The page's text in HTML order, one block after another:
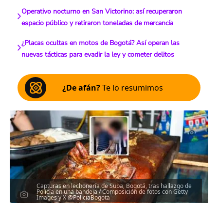
Operativo nocturno en San Victorino: así recuperaron
espacio público y retiraron toneladas de mercancía
¿Placas ocultas en motos de Bogotá? Así operan las
nuevas tácticas para evadir la ley y cometer delitos
¿De afán?Te lo resumimos
Capturas en lechonería de Suba, Bogotá, tras hallazgo de
Policía en una bandeja / Composición de fotos con Getty
Images y X @PoliciaBogota